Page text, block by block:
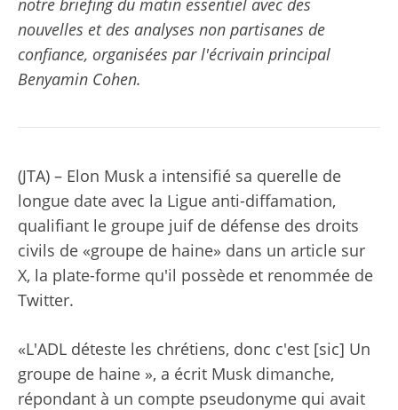
notre briefing du matin essentiel avec des
nouvelles et des analyses non partisanes de
confiance, organisées par l'écrivain principal
Benyamin Cohen.
(JTA) – Elon Musk a intensifié sa querelle de
longue date avec la Ligue anti-diffamation,
qualifiant le groupe juif de défense des droits
civils de «groupe de haine» dans un article sur
X, la plate-forme qu'il possède et renommée de
Twitter.
«L'ADL déteste les chrétiens, donc c'est [sic] Un
groupe de haine », a écrit Musk dimanche,
répondant à un compte pseudonyme qui avait